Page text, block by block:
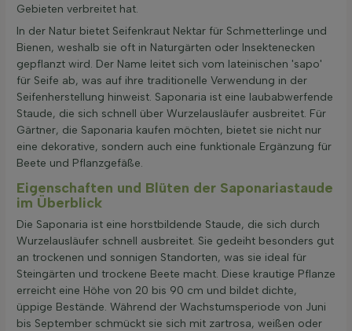
Gebieten verbreitet hat.
In der Natur bietet Seifenkraut Nektar für Schmetterlinge und
Bienen, weshalb sie oft in Naturgärten oder Insektenecken
gepflanzt wird. Der Name leitet sich vom lateinischen 'sapo'
für Seife ab, was auf ihre traditionelle Verwendung in der
Seifenherstellung hinweist. Saponaria ist eine laubabwerfende
Staude, die sich schnell über Wurzelausläufer ausbreitet. Für
Gärtner, die Saponaria kaufen möchten, bietet sie nicht nur
eine dekorative, sondern auch eine funktionale Ergänzung für
Beete und Pflanzgefäße.
Eigenschaften und Blüten der Saponariastaude
im Überblick
Die Saponaria ist eine horstbildende Staude, die sich durch
Wurzelausläufer schnell ausbreitet. Sie gedeiht besonders gut
an trockenen und sonnigen Standorten, was sie ideal für
Steingärten und trockene Beete macht. Diese krautige Pflanze
erreicht eine Höhe von 20 bis 90 cm und bildet dichte,
üppige Bestände. Während der Wachstumsperiode von Juni
bis September schmückt sie sich mit zartrosa, weißen oder